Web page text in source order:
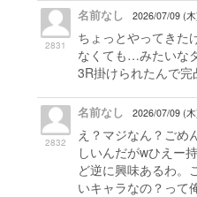
2831
名前なし 2026/07/09 (
ちょっとやってきた
なくても…みたいな
3R掛けられたんで
2832
名前なし 2026/07/09 (
え？マジなん？ごめ
しいんだがwひえー
ど逆に興味あるわ。
いキャラなの？って